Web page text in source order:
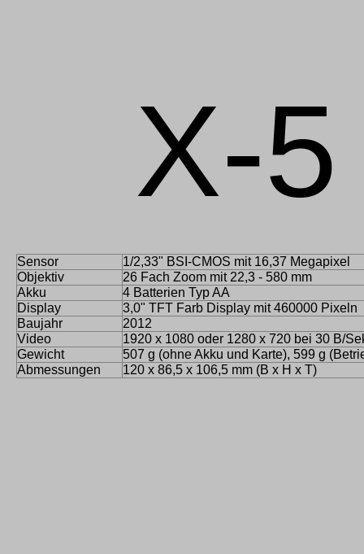
X-5
Sensor
1/2,33" BSI-CMOS mit 16,37 Megapixel
Objektiv
26 Fach Zoom mit 22,3 - 580 mm
Akku
4 Batterien Typ AA
Display
3,0" TFT Farb Display mit 460000 Pixeln
Baujahr
2012
Video
1920 x 1080 oder 1280 x 720 bei 30 B/
Gewicht
507 g (ohne Akku und Karte), 599 g
Abmessungen
120 x 86,5 x 106,5 mm (B x H x T)